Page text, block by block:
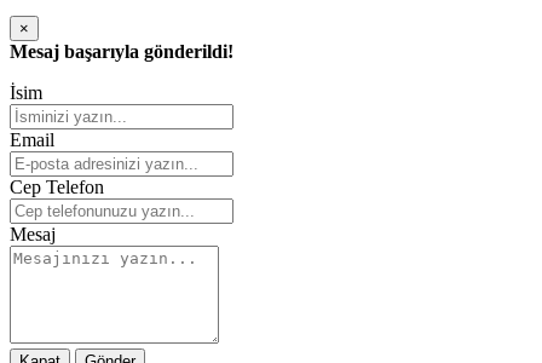
×
Mesaj başarıyla gönderildi!
İsim
Email
Cep Telefon
Mesaj